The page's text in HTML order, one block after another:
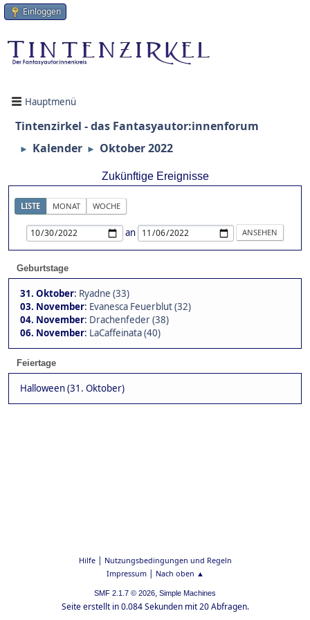
Einloggen
Hauptmenü
Tintenzirkel - das Fantasyautor:innenforum
► Kalender ► Oktober 2022
Zukünftige Ereignisse
LISTE MONAT WOCHE
an
Geburtstage
31. Oktober: Ryadne (33)
03. November: Evanesca Feuerblut (32)
04. November: Drachenfeder (38)
06. November: LaCaffeinata (40)
Feiertage
Halloween (31. Oktober)
Hilfe| Nutzungsbedingungen und Regeln
Impressum| Nach oben ▲
SMF 2.1.7 © 2026, Simple Machines
Seite erstellt in 0.084 Sekunden mit 20 Abfragen.